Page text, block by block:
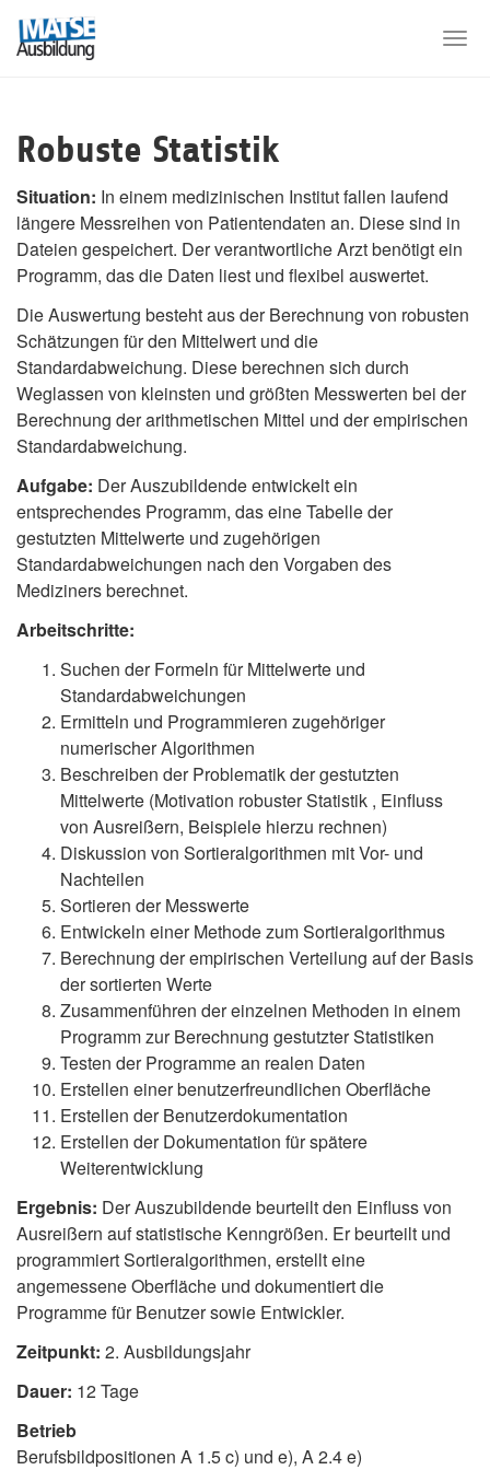
main
Robuste Statistik
Situation: In einem medizinischen Institut fallen laufend
längere Messreihen von Patientendaten an. Diese sind in
Dateien gespeichert. Der verantwortliche Arzt benötigt ein
Programm, das die Daten liest und flexibel auswertet.
Die Auswertung besteht aus der Berechnung von robusten
Schätzungen für den Mittelwert und die
Standardabweichung. Diese berechnen sich durch
Weglassen von kleinsten und größten Messwerten bei der
Berechnung der arithmetischen Mittel und der empirischen
Standardabweichung.
Aufgabe: Der Auszubildende entwickelt ein
entsprechendes Programm, das eine Tabelle der
gestutzten Mittelwerte und zugehörigen
Standardabweichungen nach den Vorgaben des
Mediziners berechnet.
Arbeitschritte:
Suchen der Formeln für Mittelwerte und
Standardabweichungen
Ermitteln und Programmieren zugehöriger
numerischer Algorithmen
Beschreiben der Problematik der gestutzten
Mittelwerte (Motivation robuster Statistik , Einfluss
von Ausreißern, Beispiele hierzu rechnen)
Diskussion von Sortieralgorithmen mit Vor- und
Nachteilen
Sortieren der Messwerte
Entwickeln einer Methode zum Sortieralgorithmus
Berechnung der empirischen Verteilung auf der Basis
der sortierten Werte
Zusammenführen der einzelnen Methoden in einem
Programm zur Berechnung gestutzter Statistiken
Testen der Programme an realen Daten
Erstellen einer benutzerfreundlichen Oberfläche
Erstellen der Benutzerdokumentation
Erstellen der Dokumentation für spätere
Weiterentwicklung
Ergebnis: Der Auszubildende beurteilt den Einfluss von
Ausreißern auf statistische Kenngrößen. Er beurteilt und
programmiert Sortieralgorithmen, erstellt eine
angemessene Oberfläche und dokumentiert die
Programme für Benutzer sowie Entwickler.
Zeitpunkt: 2. Ausbildungsjahr
Dauer: 12 Tage
Betrieb
Berufsbildpositionen A 1.5 c) und e), A 2.4 e)